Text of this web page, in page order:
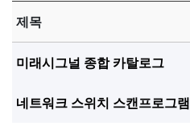
제목
미래시그널 종합 카탈로그
네트워크 스위치 스캔프로그램